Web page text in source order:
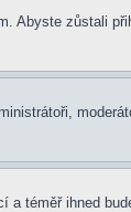
Abyste zůstali
a téměř ihned